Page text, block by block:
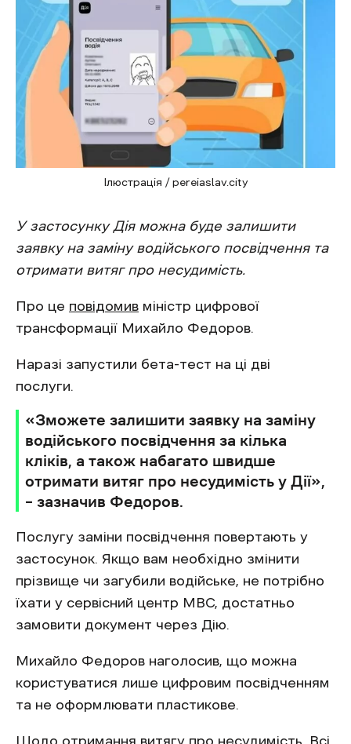
Ілюстрація / pereiaslav.city
У застосунку Дія можна буде залишити
заявку на заміну водійського посвідчення та
отримати витяг про несудимість.
Про це повідомив міністр цифрової
трансформації Михайло Федоров.
Наразі запустили бета-тест на ці дві
послуги.
«Зможете залишити заявку на заміну
водійського посвідчення за кілька
кліків, а також набагато швидше
отримати витяг про несудимість у Дії»,
– зазначив Федоров.
Послугу заміни посвідчення повертають у
застосунок. Якщо вам необхідно змінити
прізвище чи загубили водійське, не потрібно
їхати у сервісний центр МВС, достатньо
замовити документ через Дію.
Михайло Федоров наголосив, що можна
користуватися лише цифровим посвідченням
та не оформлювати пластикове.
Щодо отримання витягу про несудимість. Всі